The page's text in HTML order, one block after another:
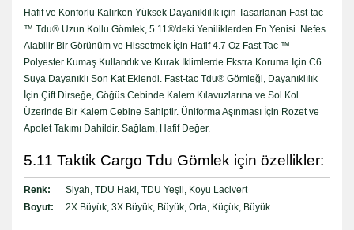
Hafif ve Konforlu Kalırken Yüksek Dayanıklılık için Tasarlanan Fast-tac
™ Tdu® Uzun Kollu Gömlek, 5.11®'deki Yeniliklerden En Yenisi. Nefes
Alabilir Bir Görünüm ve Hissetmek İçin Hafif 4.7 Oz Fast Tac ™
Polyester Kumaş Kullandık ve Kurak İklimlerde Ekstra Koruma İçin C6
Suya Dayanıklı Son Kat Eklendi. Fast-tac Tdu® Gömleği, Dayanıklılık
İçin Çift Dirseğe, Göğüs Cebinde Kalem Kılavuzlarına ve Sol Kol
Üzerinde Bir Kalem Cebine Sahiptir. Üniforma Aşınması İçin Rozet ve
Apolet Takımı Dahildir. Sağlam, Hafif Değer.
5.11 Taktik Cargo Tdu Gömlek için özellikler:
Renk:
Siyah, TDU Haki, TDU Yeşil, Koyu Lacivert
Boyut:
2X Büyük, 3X Büyük, Büyük, Orta, Küçük, Büyük